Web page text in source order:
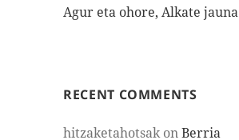
Agur eta ohore, Alkate jauna
RECENT COMMENTS
hitzaketahotsakonBerria